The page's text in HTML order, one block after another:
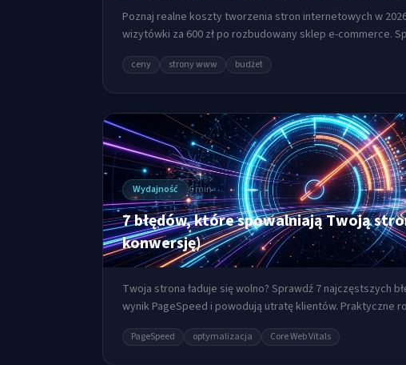
Poznaj realne koszty tworzenia stron internetowych w
wizytówki za 600 zł po rozbudowany sklep e-commerce.
uwagę przy wycenie.
ceny strony www budżet
Wydajność 6 min
7 błędów, które spowalniają Twoją
konwersję)
Twoja strona ładuje się wolno? Sprawdź 7 najczęstszych
wynik PageSpeed i powodują utratę klientów. Praktyczne
PageSpeed optymalizacja Core Web Vitals